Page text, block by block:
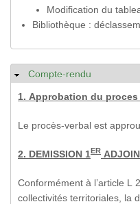
Modification du
Bibliothèque :
Masquer
Compte-rendu
1. Approbation du proces
Le procès-verbal est
2. DEMISSION 1ER
Conformément à l’article L
collectivités territoriales, la